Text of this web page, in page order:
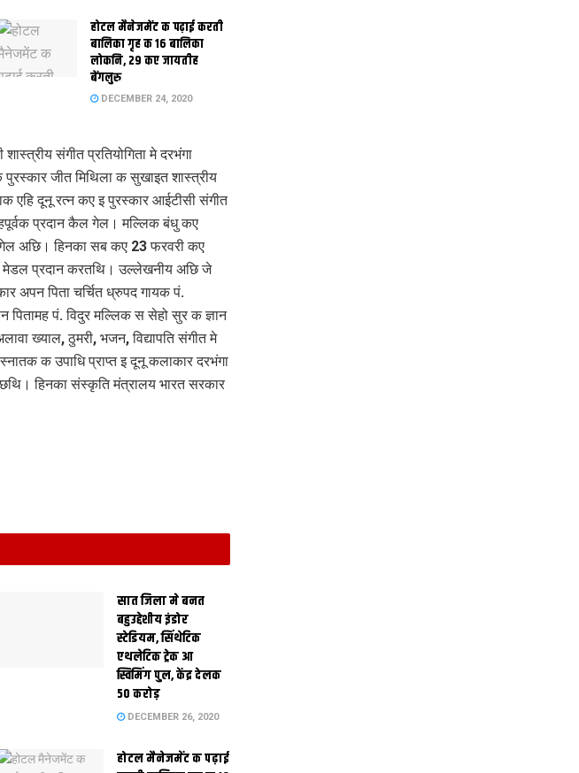
होटल मैनेजमेंट क पढ़ाई करती
बालिका गृह क 16 बालिका
लोकनि, 29 कए जायतीह
बेंगलुरु
DECEMBER 24, 2020
संगीत प्रतियोगिता मे दरभंगा
जीत मिथिला क सुखाइत शास्त्रीय
एहि दूनू रत्न कए इ पुरस्कार आईटीसी संगीत
प्रदान कैल गेल। मल्लिक बंधु कए
अछि। हिनका सब कए 23 फरवरी कए
मेडल प्रदान करतथि। उल्लेखनीय अछि जे
अपन पिता चर्चित ध्रुपद गायक पं.
पितामह पं. विदुर मल्लिक स सेहो सुर क ज्ञान
ख्याल, ठुमरी, भजन, विद्यापति संगीत मे
क उपाधि प्राप्त इ दूनू कलाकार दरभंगा
हिनका संस्कृति मंत्रालय भारत सरकार
सात जिला मे बनत
बहुउद्देशीय इंडोर
स्‍टेडि‍यम, सिंथेटिक
एथलेटिक ट्रेक आ
स्विमिंग पुल, केंद्र देलक
50 करोड़
DECEMBER 26, 2020
होटल मैनेजमेंट क पढ़ाई